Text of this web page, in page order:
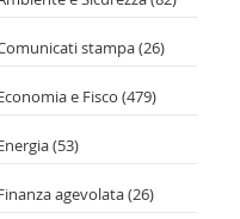
stampa(26)
e Fisco (479)
(53)
agevolata(26)